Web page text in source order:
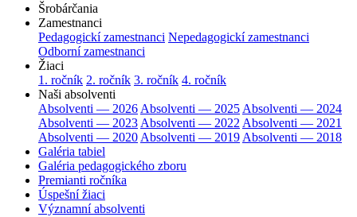
Šrobárčania
Zamestnanci
Pedagogickí zamestnanci Nepedagogickí zamestnanci
Odborní zamestnanci
Žiaci
1. ročník 2. ročník 3. ročník 4. ročník
Naši absolventi
Absolventi — 2026 Absolventi — 2025 Absolventi — 2024
Absolventi — 2023 Absolventi — 2022 Absolventi — 2021
Absolventi — 2020 Absolventi — 2019 Absolventi — 2018
Galéria tabiel
Galéria pedagogického zboru
Premianti ročníka
Úspešní žiaci
Významní absolventi